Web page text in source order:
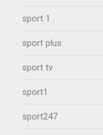
sport 1
sport plus
sport tv
sport1
sport247